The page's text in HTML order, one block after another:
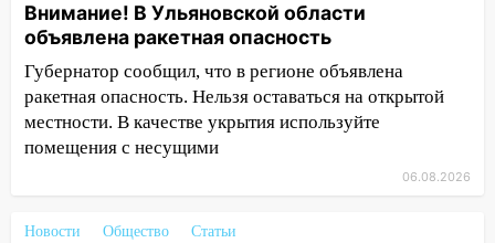
днем 6 августа: список АЗС
10:16 Внимание! В Ульяновской области
объявлена ракетная опасность
10:00 В Старомайнском районе утонул
51-летний мужчина
Внимание! В Ульяновской области
объявлена ракетная опасность
Губернатор сообщил, что в регионе объявлена
ракетная опасность. Нельзя оставаться на открытой
местности. В качестве укрытия используйте
помещения с несущими
06.08.2026
Новости Общество
Статьи